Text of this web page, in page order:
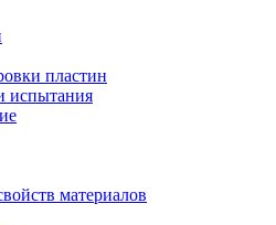
пластин
испытания
материалов